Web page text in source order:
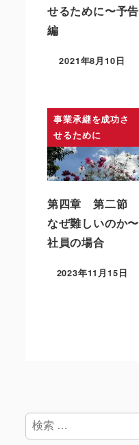
せるために〜予告
編
2021年8月10日
事業承継を成功さ
せるために
第四章 第二節
なぜ難しいのか〜
社員の場合
2023年11月15日
検
索